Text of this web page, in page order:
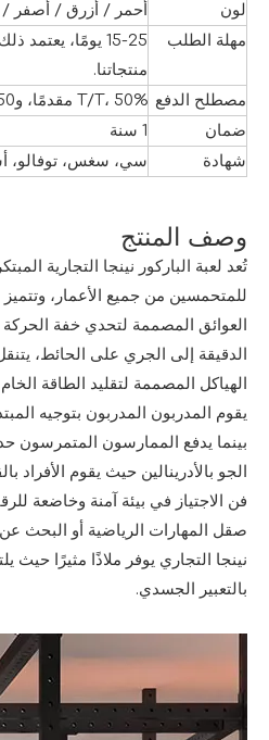
لون
أحمر / أزرق /
مهلة الطلب
15-25 يومًا،
منتجاتنا.
مصطلح الدفع T/T، 50% مقدمًا، و50% قبل التحميل.
ضمان
1 سنة
شهادة
سي، سغس، توفالو،
وصف المنتج
تُعد لعبة الباركور نينجا التجارية
للمتحمسين من جميع الأعمار، وتتميز
العوائق المصممة لتحدي خفة الحركة
الدقيقة إلى الجري على الحائط،
الهياكل المصممة لتقليد الطاقة
يقوم المدربون المدربون بتوجيه
بينما يدفع الممارسون المتمرسون
الجو بالأدرينالين حيث يقوم الأفراد
فن الاجتياز في بيئة آمنة وخاضعة
صقل المهارات الرياضية أو البحث عن
نينجا التجاري يوفر ملاذًا مثيرًا
بالتعبير الجسدي.